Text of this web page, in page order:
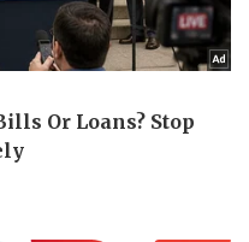
Ô tô - Xe máy
Xe máy